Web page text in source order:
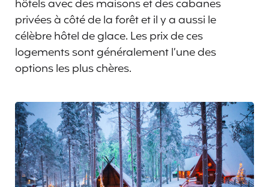
hôtels avec des maisons et des cabanes
privées à côté de la forêt et il y a aussi le
célèbre hôtel de glace. Les prix de ces
logements sont généralement l’une des
options les plus chères.